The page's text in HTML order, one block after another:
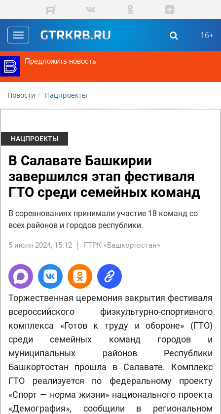
Перейти к основному содержанию
Toggle
navigation
16+
Предложить новость
Новости Нацпроекты
НАЦПРОЕКТЫ
В Салавате Башкирии
завершился этап фестиваля
ГТО среди семейных команд
В соревнованиях принимали участие 18 команд со
всех районов и городов республики.
5 июля 2024, 15:12 ГТРК «Башкортостан»
Торжественная церемония закрытия фестиваля
всероссийского физкультурно-спортивного
комплекса «Готов к труду и обороне» (ГТО)
среди семейных команд городов и
муниципальных районов Республики
Башкортостан прошла в Салавате. Комплекс
ГТО реализуется по федеральному проекту
«Спорт — норма жизни» национального проекта
«Демография», сообщили в региональном